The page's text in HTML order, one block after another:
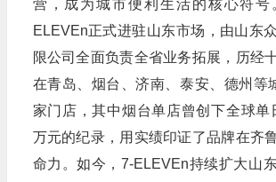
营，成为城市便利生活的核心符号
ELEVEn正式进驻山东市场，由山东
限公司全面负责全省业务拓展，历经
在青岛、烟台、济南、泰安、德州等
家门店，其中烟台单店曾创下全球单
万元的纪录，用实绩印证了品牌在齐
命力。如今，7-ELEVEn持续扩大山